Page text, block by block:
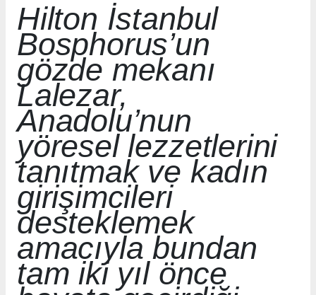
Hilton İstanbul
Bosphorus’un
gözde mekanı
Lalezar,
Anadolu’nun
yöresel lezzetlerini
tanıtmak ve kadın
girişimcileri
desteklemek
amacıyla bundan
tam iki yıl önce